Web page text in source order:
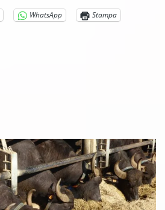
WhatsApp Stampa